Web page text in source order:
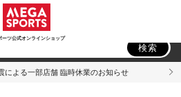
ーツ公式オンラインショップ
ア
検索
による一部店舗 臨時休業のお知らせ